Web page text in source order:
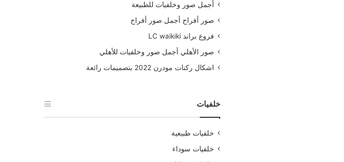
أجمل صور وخلفيات للطبيعة
صور أفراح أجمل صور أفراح
فروع براند LC waikiki
صور الأهلي أجمل صور وخلفيات للأهلي
اشكال ركنات مودرن 2022 بتصميمات رائعة
خلفيات
خلفيات طبيعية
خلفيات سوداء